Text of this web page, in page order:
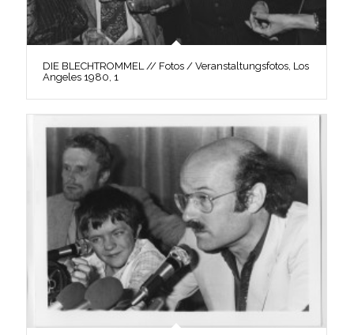
DIE BLECHTROMMEL // Fotos / Veranstaltungsfotos, Los
Angeles 1980, 1